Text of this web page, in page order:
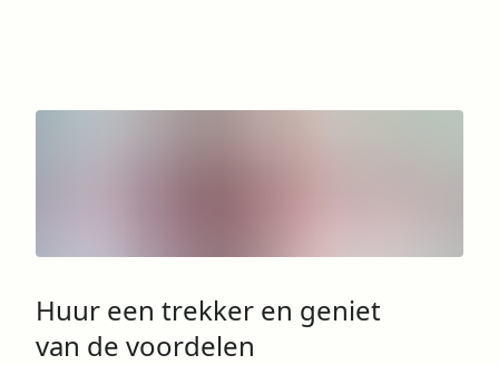
Huur een trekker en geniet
van de voordelen